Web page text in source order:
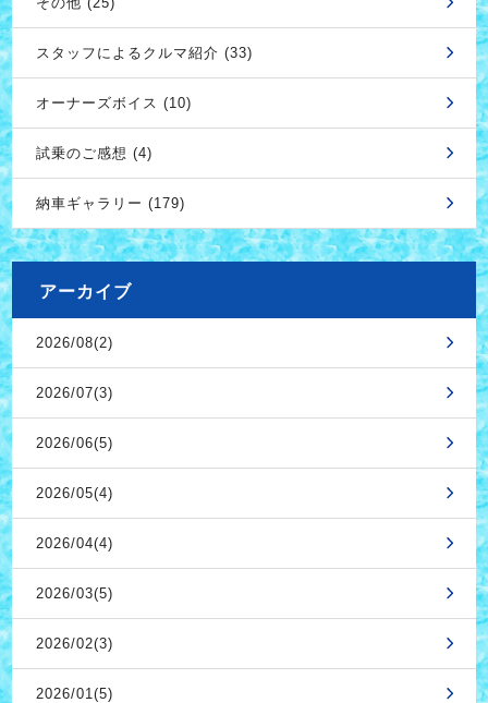
スタッフによるクルマ紹介 (33)
オーナーズボイス (10)
試乗のご感想 (4)
納車ギャラリー (179)
アーカイブ
2026/08(2)
2026/07(3)
2026/06(5)
2026/05(4)
2026/04(4)
2026/03(5)
2026/02(3)
2026/01(5)